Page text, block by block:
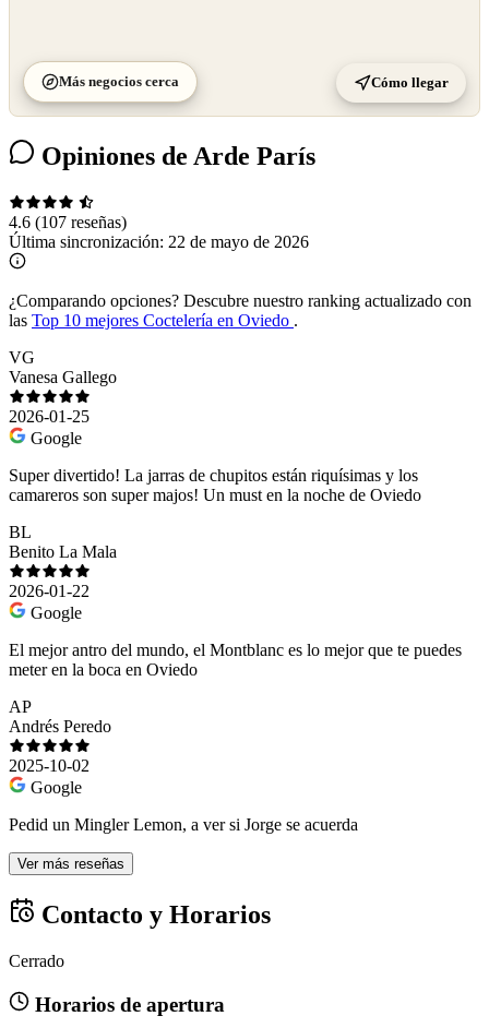
Más negocios cerca Cómo llegar
Opiniones de Arde París
4.6 (107 reseñas)
Última sincronización: 22 de mayo de 2026
¿Comparando opciones? Descubre nuestro ranking actualizado con
las Top 10 mejores Coctelería en Oviedo .
VG
Vanesa Gallego
2026-01-25
Google
Super divertido! La jarras de chupitos están riquísimas y los
camareros son super majos! Un must en la noche de Oviedo
BL
Benito La Mala
2026-01-22
Google
El mejor antro del mundo, el Montblanc es lo mejor que te puedes
meter en la boca en Oviedo
AP
Andrés Peredo
2025-10-02
Google
Pedid un Mingler Lemon, a ver si Jorge se acuerda
Ver más reseñas
Contacto y Horarios
Cerrado
Horarios de apertura